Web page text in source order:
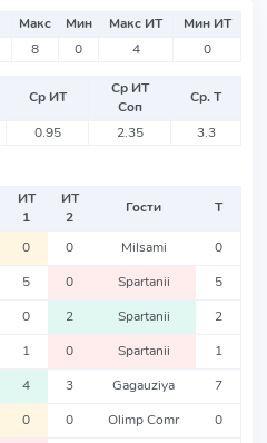
Макс Мин Макс ИТ
Мин ИТ
8 0 4 0
Ср ИТ
Ср ИТ
Соп
Ср. Т
0.95 2.35 3.3
ИТ
1
ИТ
2
Гости Т
0 0 Milsami 0
5 0 Spartanii 5
0 2 Spartanii 2
1 0 Spartanii 1
4 3 Gagauziya 7
0 0 Olimp Comr 0